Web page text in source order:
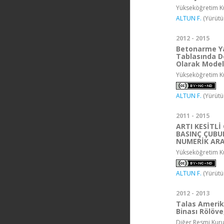
Yükseköğretim
ALTUN F.
2012 - 2015
Betonarme
Tablasında
Olarak
Yükseköğretim
ALTUN F.
2011 - 2015
ARTI KESİTLİ
BASINÇ
NUMERİK
Yükseköğretim
ALTUN F.
2012 - 2013
Talas
Binası